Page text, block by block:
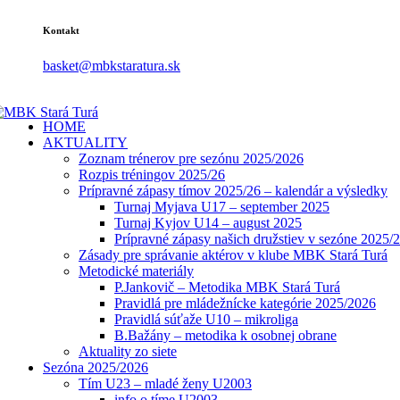
Kontakt
basket@mbkstaratura.sk
HOME
AKTUALITY
Zoznam trénerov pre sezónu 2025/2026
Rozpis tréningov 2025/26
Prípravné zápasy tímov 2025/26 – kalendár a výsledky
Turnaj Myjava U17 – september 2025
Turnaj Kyjov U14 – august 2025
Prípravné zápasy našich družstiev v sezóne 2025/
Zásady pre správanie aktérov v klube MBK Stará Turá
Metodické materiály
P.Jankovič – Metodika MBK Stará Turá
Pravidlá pre mládežnícke kategórie 2025/2026
Pravidlá súťaže U10 – mikroliga
B.Bažány – metodika k osobnej obrane
Aktuality zo siete
Sezóna 2025/2026
Tím U23 – mladé ženy U2003